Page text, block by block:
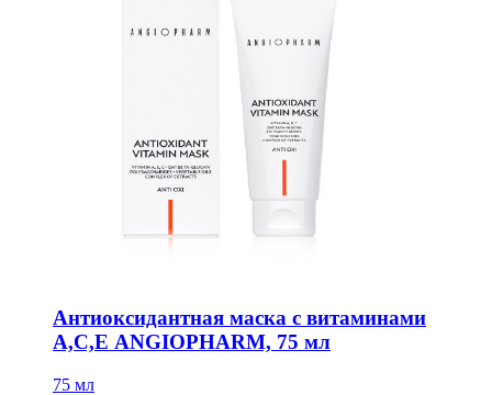
Антиоксидантная маска с витаминами
А,С,Е ANGIOPHARM, 75 мл
75 мл